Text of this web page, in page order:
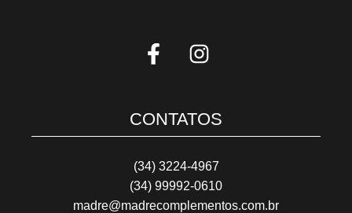
CONTATOS
(34) 3224-4967
(34) 99992-0610
madre@madrecomplementos.com.br